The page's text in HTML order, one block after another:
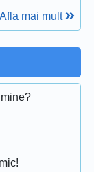
Afla mai mult